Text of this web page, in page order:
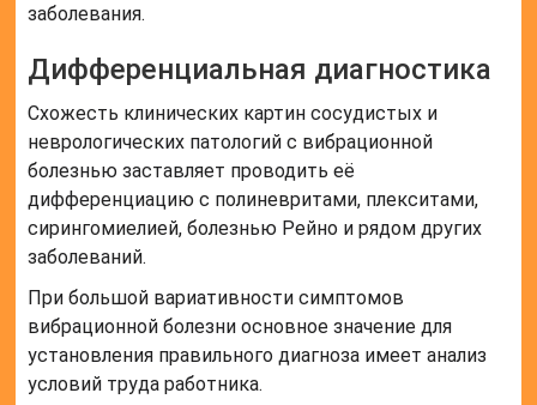
заболевания.
Дифференциальная диагностика
Схожесть клинических картин сосудистых и
неврологических патологий с вибрационной
болезнью заставляет проводить её
дифференциацию с полиневритами, плекситами,
сирингомиелией, болезнью Рейно и рядом других
заболеваний.
При большой вариативности симптомов
вибрационной болезни основное значение для
установления правильного диагноза имеет анализ
условий труда работника.